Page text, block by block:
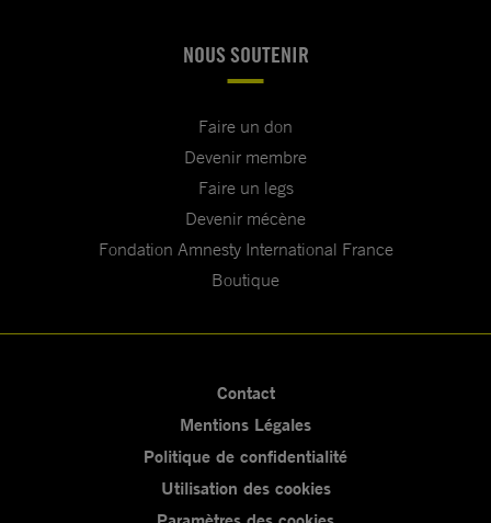
NOUS SOUTENIR
Faire un don
Devenir membre
Faire un legs
Devenir mécène
Fondation Amnesty International France
Boutique
Contact
Mentions Légales
Politique de confidentialité
Utilisation des cookies